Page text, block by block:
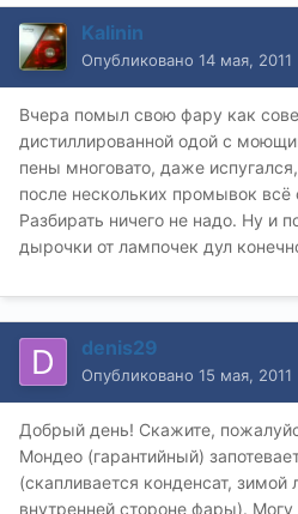
Kalinin
Опубликовано 14 мая, 2011
Вчера помыл свою фару как
дистиллированной одой с
пены многовато, даже
после нескольких промывок всё
Разбирать ничего не надо. Ну и
дырочки от лампочек дул
denis29
Опубликовано 15 мая, 2011
Добрый день! Скажите,
Мондео (гарантийный)
(скапливается конденсат,
внутренней стороне фары).